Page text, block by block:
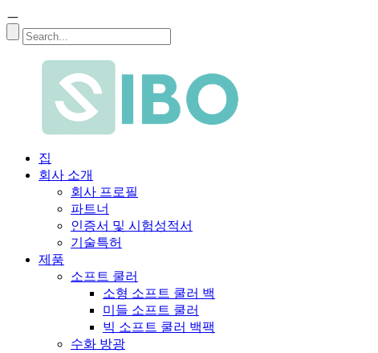
ㅡ
집
회사 소개
회사 프로필
파트너
인증서 및 시험성적서
기술특허
제품
소프트 쿨러
소형 소프트 쿨러 백
미들 소프트 쿨러
빅 소프트 쿨러 백팩
수화 방광